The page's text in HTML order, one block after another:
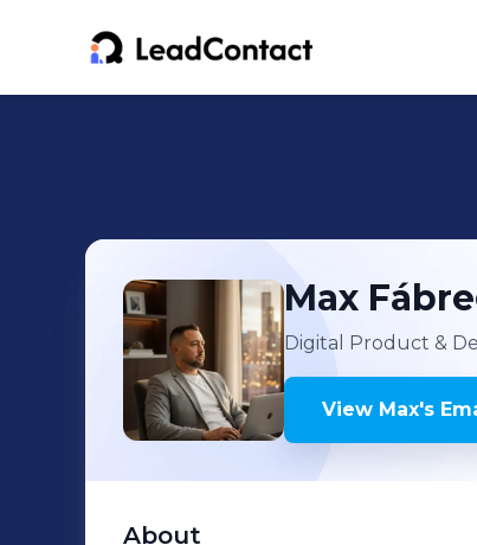
Max
Digital Product &
View Max's
About